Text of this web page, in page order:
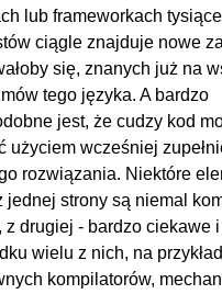
modyfikowalne i
[namedtuple]
parametry
wielokrotne
typu obiektu
iteratory
lub frameworkach tysiące
ciągle znajduje nowe
się, znanych już na
tego języka. A bardzo
jest, że cudzy kod
użyciem wcześniej
rozwiązania. Niektóre
jednej strony są niemal
z drugiej - bardzo ciekawe
wielu z nich, na przykład
kompilatorów,